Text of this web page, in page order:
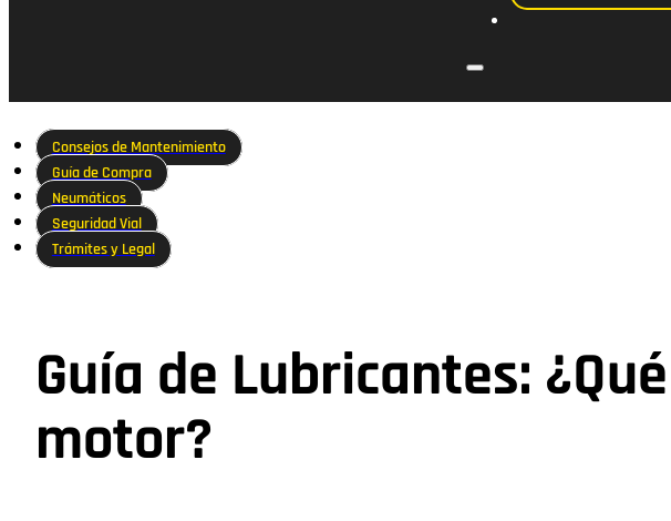
Consejos de Mantenimiento
Guía de Compra
Neumáticos
Seguridad Vial
Trámites y Legal
Guía de Lubricantes:
motor?